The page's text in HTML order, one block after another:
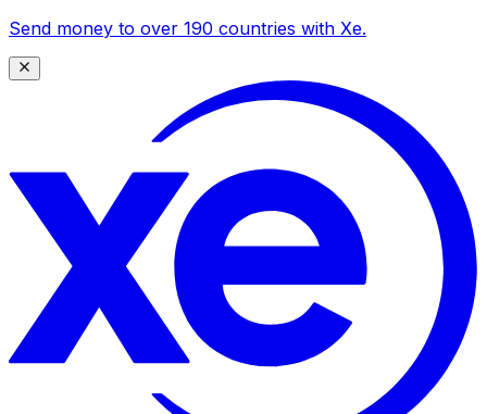
Send money to over 190 countries with Xe.